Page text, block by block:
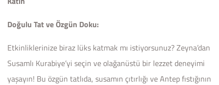
Doğulu Tat ve Özgün Doku:
Etkinliklerinize biraz lüks katmak mı istiyorsunuz? Zeyna’dan
Susamlı Kurabiye’yi seçin ve olağanüstü bir lezzet deneyimi
yaşayın! Bu özgün tatlıda, susamın çıtırlığı ve Antep fıstığının